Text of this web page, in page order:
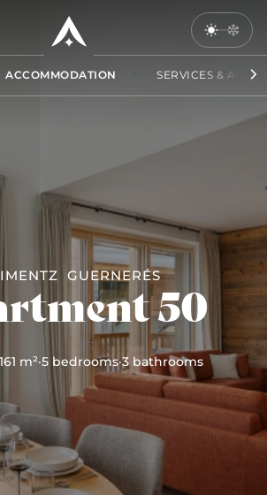
ACCOMMODATION SERVICES &
GUERNERÉS
50
161 m²·5 bedrooms·3 bathrooms